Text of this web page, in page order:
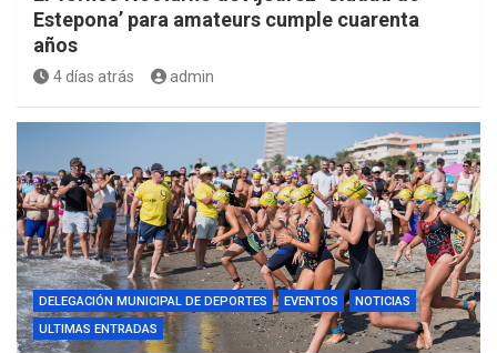
Estepona’ para amateurs cumple cuarenta
años
4 días atrás admin
DELEGACIÓN MUNICIPAL DE DEPORTES EVENTOS
NOTICIAS
ULTIMAS ENTRADAS